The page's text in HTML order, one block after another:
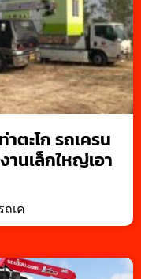
ตะโก รถเครน
นเล็กใหญ่เอา
ถเค